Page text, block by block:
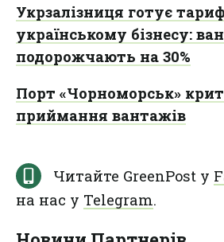
Укрзалізниця готує
українському бізнесу:
подорожчають на 30%
Порт «Чорноморськ»
приймання вантажів
Читайте GreenPost у
на нас у Telegram.